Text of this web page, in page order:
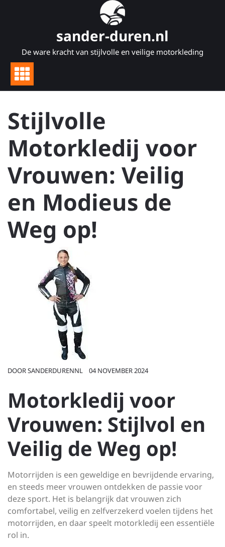
sander-duren.nl
De ware kracht van stijlvolle en veilige motorkleding
Stijlvolle
Motorkledij voor
Vrouwen: Veilig
en Modieus de
Weg op!
DOORSANDERDURENNL 04 NOVEMBER 2024
Motorkledij voor
Vrouwen: Stijlvol en
Veilig de Weg op!
Motorrijden is een geweldige en bevrijdende ervaring,
en steeds meer vrouwen ontdekken de passie voor
deze sport. Het is belangrijk dat vrouwen zich
comfortabel, veilig en zelfverzekerd voelen tijdens het
motorrijden, en daar speelt motorkledij een essentiële
rol in.